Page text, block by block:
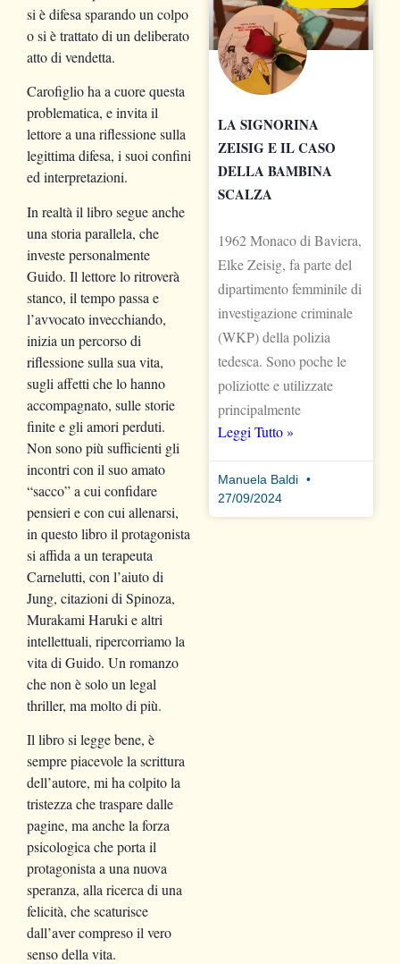
si è difesa sparando un colpo
o si è trattato di un deliberato
atto di vendetta.
Carofiglio ha a cuore questa
problematica, e invita il
lettore a una riflessione sulla
legittima difesa, i suoi confini
ed interpretazioni.
In realtà il libro segue anche
una storia parallela, che
investe personalmente
Guido. Il lettore lo ritroverà
stanco, il tempo passa e
l’avvocato invecchiando,
inizia un percorso di
riflessione sulla sua vita,
sugli affetti che lo hanno
accompagnato, sulle storie
finite e gli amori perduti.
Non sono più sufficienti gli
incontri con il suo amato
“sacco” a cui confidare
pensieri e con cui allenarsi,
in questo libro il protagonista
si affida a un terapeuta
Carnelutti, con l’aiuto di
Jung, citazioni di Spinoza,
Murakami Haruki e altri
intellettuali, ripercorriamo la
vita di Guido. Un romanzo
che non è solo un legal
thriller, ma molto di più.
Il libro si legge bene, è
sempre piacevole la scrittura
dell’autore, mi ha colpito la
tristezza che traspare dalle
pagine, ma anche la forza
psicologica che porta il
protagonista a una nuova
speranza, alla ricerca di una
felicità, che scaturisce
dall’aver compreso il vero
senso della vita.
LA SIGNORINA
ZEISIG E IL CASO
DELLA BAMBINA
SCALZA
1962 Monaco di Baviera,
Elke Zeisig, fa parte del
dipartimento femminile di
investigazione criminale
(WKP) della polizia
tedesca. Sono poche le
poliziotte e utilizzate
principalmente
Leggi Tutto »
Manuela Baldi
27/09/2024